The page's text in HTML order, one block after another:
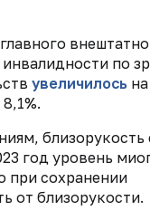
по
увеличилось на
8,1%.
близорукость
год уровень
при сохранении
от близорукости.